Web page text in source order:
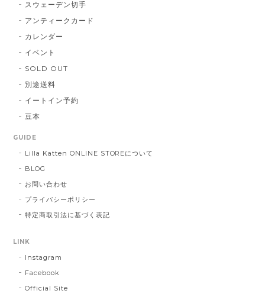
スウェーデン切手
アンティークカード
カレンダー
イベント
SOLD OUT
別途送料
イートイン予約
豆本
GUIDE
Lilla Katten ONLINE STOREについて
BLOG
お問い合わせ
プライバシーポリシー
特定商取引法に基づく表記
LINK
Instagram
Facebook
Official Site